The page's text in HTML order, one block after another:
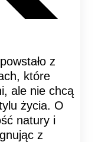
z
które
ale nie chcą
życia. O
natury i
z